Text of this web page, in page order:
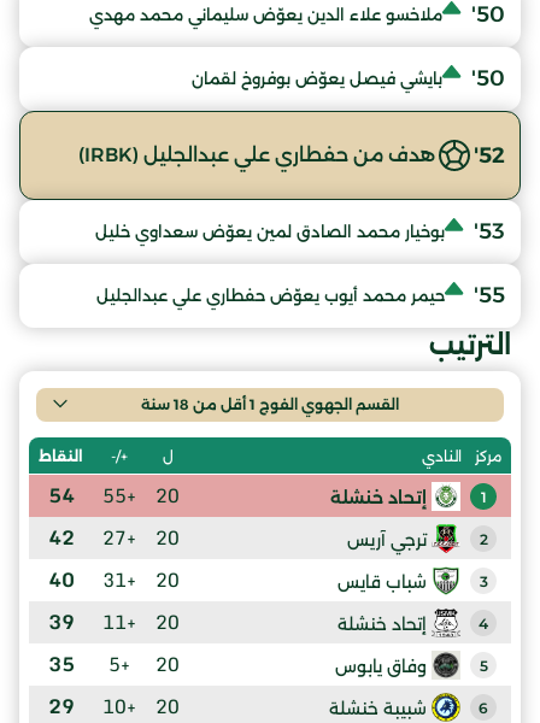
50' ملاخسو علاء الدين يعوّض سليماني محمد مهدي
50' بايشي فيصل يعوّض بوفروخ لقمان
52' هدف من حفطاري علي عبدالجليل (IRBK)
53' بوخيار محمد الصادق لمين يعوّض سعداوي خليل
55' حيمر محمد أيوب يعوّض حفطاري علي عبدالجليل
الترتيب
القسم الجهوي الفوج 1 أقل من 18 سنة
مركز النادي ل +/- النقاط
1 إتحاد خنشلة 20
+55
54
2 ترجي آريس 20
+27
42
3 شباب قايس 20
+31
40
4 إتحاد خنشلة 20
+11
39
5 وفاق يابوس 20
+5
35
6 شبيبة خنشلة 20
+10
29